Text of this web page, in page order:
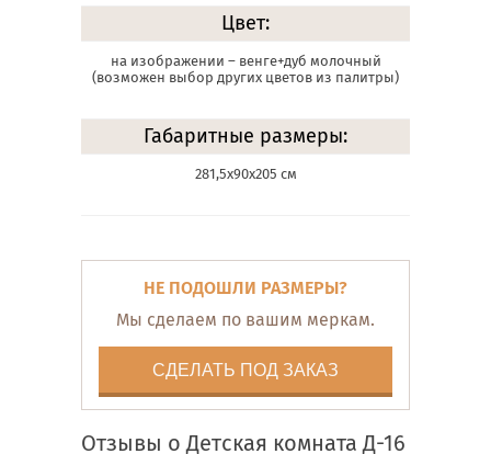
Цвет:
на изображении – венге+дуб молочный
(возможен выбор других цветов из палитры)
Габаритные размеры:
281,5х90х205 см
НЕ ПОДОШЛИ РАЗМЕРЫ?
Мы сделаем по вашим меркам.
СДЕЛАТЬ ПОД ЗАКАЗ
Отзывы о Детская комната Д-16